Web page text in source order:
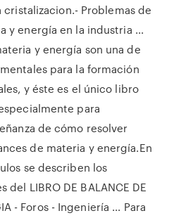
Problemas de
y energía en la industria ...
y energía son una de
para la formación
y éste es el único libro
para
de cómo resolver
de materia y energía.En
se describen los
del LIBRO DE BALANCE DE
- Foros - Ingeniería ... Para